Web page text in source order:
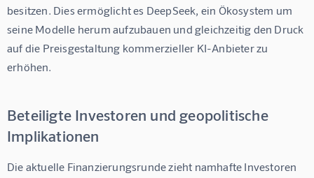
besitzen. Dies ermöglicht es DeepSeek, ein Ökosystem um
seine Modelle herum aufzubauen und gleichzeitig den Druck
auf die Preisgestaltung kommerzieller KI-Anbieter zu
erhöhen.
Beteiligte Investoren und geopolitische
Implikationen
Die aktuelle Finanzierungsrunde zieht namhafte Investoren